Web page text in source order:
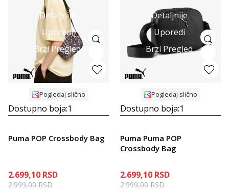
Detaljnije
Uporedi
Brzi Pregled
Pogledaj slično
Dostupno boja:1
Puma POP Crossbody Bag
2.699,10 RSD
2.999,00RSD
Detaljnije
Uporedi
Brzi Pregled
Pogledaj slično
Dostupno boja:1
Puma Puma POP
Crossbody Bag
2.699,10 RSD
2.999,00RSD